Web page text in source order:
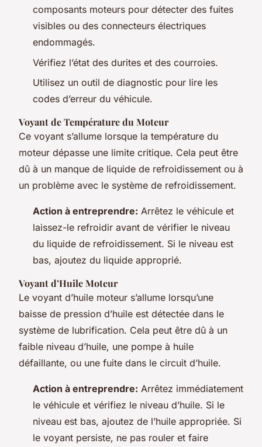
composants moteurs pour détecter des fuites
visibles ou des connecteurs électriques
endommagés.
Vérifiez l’état des durites et des courroies.
Utilisez un outil de diagnostic pour lire les
codes d’erreur du véhicule.
Voyant de Température du Moteur
Ce voyant s’allume lorsque la température du
moteur dépasse une limite critique. Cela peut être
dû à un manque de liquide de refroidissement ou à
un problème avec le système de refroidissement.
Action à entreprendre: Arrêtez le véhicule et
laissez-le refroidir avant de vérifier le niveau
du liquide de refroidissement. Si le niveau est
bas, ajoutez du liquide approprié.
Voyant d’Huile Moteur
Le voyant d’huile moteur s’allume lorsqu’une
baisse de pression d’huile est détectée dans le
système de lubrification. Cela peut être dû à un
faible niveau d’huile, une pompe à huile
défaillante, ou une fuite dans le circuit d’huile.
Action à entreprendre: Arrêtez immédiatement
le véhicule et vérifiez le niveau d’huile. Si le
niveau est bas, ajoutez de l’huile appropriée. Si
le voyant persiste, ne pas rouler et faire